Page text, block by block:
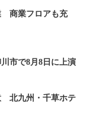
商業フロアも充
市で8月8日に上演
北九州・千草ホテ